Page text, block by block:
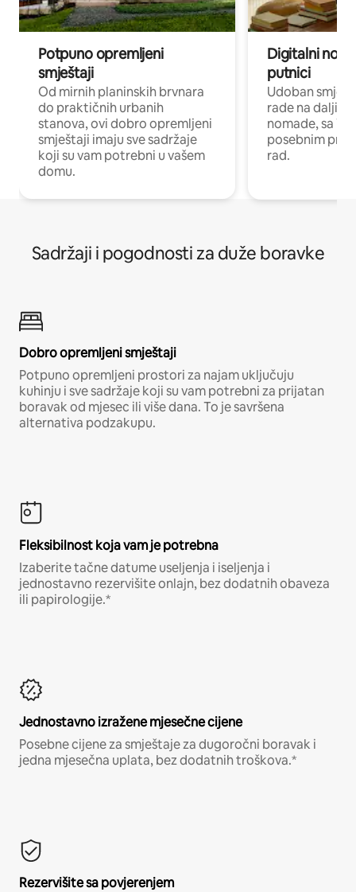
Potpuno opremljeni
smještaji
Od mirnih planinskih brvnara
do praktičnih urbanih
stanova, ovi dobro opremljeni
smještaji imaju sve sadržaje
koji su vam potrebni u vašem
domu.
Digitalni
putnici
Udoban
rade na
nomade, sa
posebnim
rad.
Sadržaji i pogodnosti za duže boravke
Dobro opremljeni smještaji
Potpuno opremljeni prostori za najam uključuju
kuhinju i sve sadržaje koji su vam potrebni za prijatan
boravak od mjesec ili više dana. To je savršena
alternativa podzakupu.
Fleksibilnost koja vam je potrebna
Izaberite tačne datume useljenja i iseljenja i
jednostavno rezervišite onlajn, bez dodatnih obaveza
ili papirologije.*
Jednostavno izražene mjesečne cijene
Posebne cijene za smještaje za dugoročni boravak i
jedna mjesečna uplata, bez dodatnih troškova.*
Rezervišite sa povjerenjem